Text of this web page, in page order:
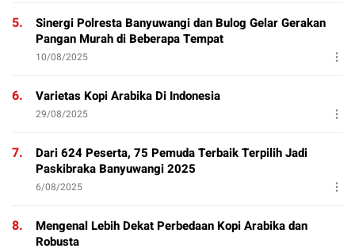
5.
Sinergi Polresta Banyuwangi dan Bulog Gelar Gerakan
Pangan Murah di Beberapa Tempat
10/08/2025
6. Varietas Kopi Arabika Di Indonesia
29/08/2025
7.
Dari 624 Peserta, 75 Pemuda Terbaik Terpilih Jadi
Paskibraka Banyuwangi 2025
6/08/2025
8.
Mengenal Lebih Dekat Perbedaan Kopi Arabika dan
Robusta